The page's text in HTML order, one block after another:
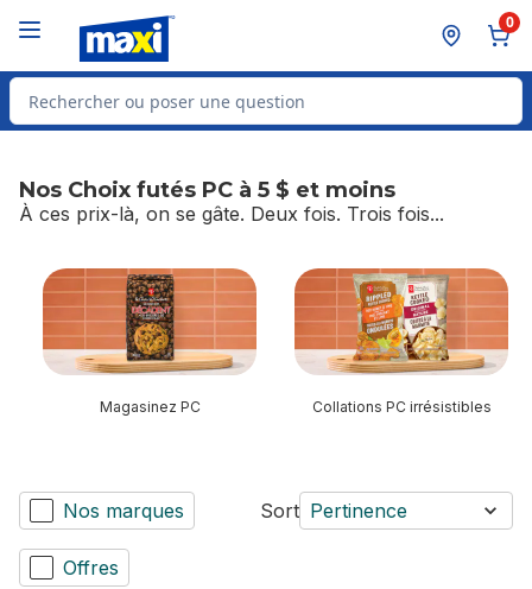
0
Rechercher des produits
Nos Choix futés PC à 5 $ et moins
À ces prix-là, on se gâte. Deux fois. Trois fois...
sauter Nos Choix futés PC à 5 $ et moins
Magasinez PC Collations PC irrésistibles
Nos marques
Offres
Sort Pertinence